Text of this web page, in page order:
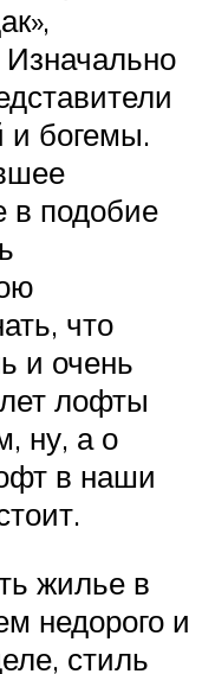
и богемы.
в подобие
что
и очень
лофты
ну, а о
в наши
жилье в
недорого и
стиль